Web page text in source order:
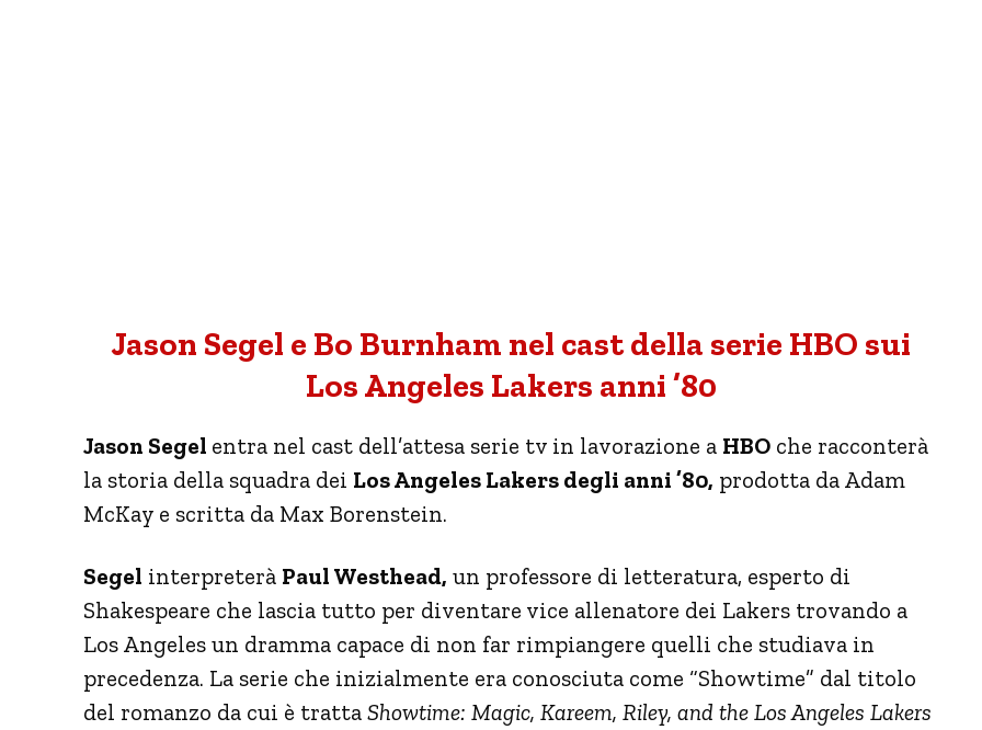
Jason Segel e Bo Burnham nel cast della serie HBO sui
Los Angeles Lakers anni ’80
Jason Segel entra nel cast dell’attesa serie tv in lavorazione a HBO che racconterà
la storia della squadra dei Los Angeles Lakers degli anni ’80, prodotta da Adam
McKay e scritta da Max Borenstein.
Segel interpreterà Paul Westhead, un professore di letteratura, esperto di
Shakespeare che lascia tutto per diventare vice allenatore dei Lakers trovando a
Los Angeles un dramma capace di non far rimpiangere quelli che studiava in
precedenza. La serie che inizialmente era conosciuta come “Showtime” dal titolo
del romanzo da cui è tratta Showtime: Magic, Kareem, Riley, and the Los Angeles Lakers